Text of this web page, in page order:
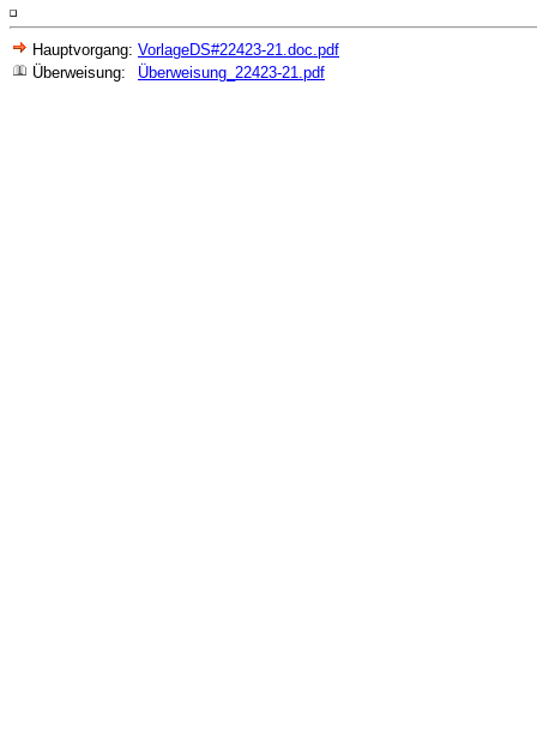
Hauptvorgang: VorlageDS#22423-21.doc.pdf
Überweisung:
Überweisung_22423-21.pdf